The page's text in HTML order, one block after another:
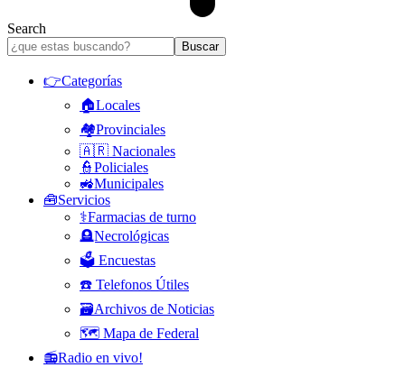
Search
👉Categorías
🏠Locales
🏘️Provinciales
🇦🇷 Nacionales
👮Policiales
🚜Municipales
🧰Servicios
⚕️Farmacias de turno
🪦Necrológicas
🗳️ Encuestas
☎️ Telefonos Útiles
🗃️Archivos de Noticias
🗺️ Mapa de Federal
📻Radio en vivo!